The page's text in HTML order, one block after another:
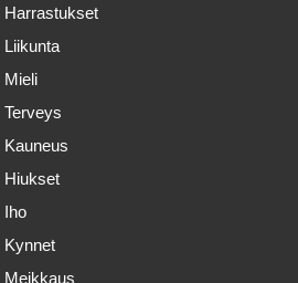
Harrastukset
Liikunta
Mieli
Terveys
Kauneus
Hiukset
Iho
Kynnet
Meikkaus